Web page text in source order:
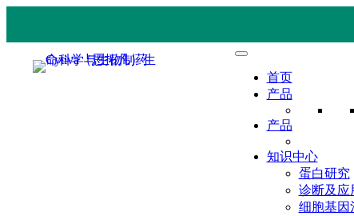
首页
产品
产品
知识中心
蛋白研究
诊断及应
细胞基因